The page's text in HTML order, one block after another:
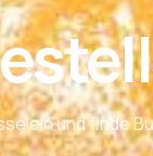
ein und finde